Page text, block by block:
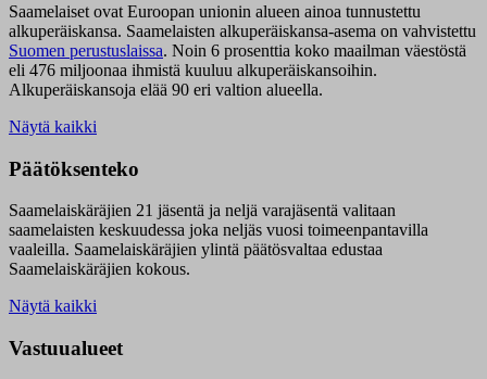
Saamelaiset ovat Euroopan unionin alueen ainoa tunnustettu
alkuperäiskansa. Saamelaisten alkuperäiskansa-asema on vahvistettu
Suomen perustuslaissa. Noin 6 prosenttia koko maailman väestöstä
eli 476 miljoonaa ihmistä kuuluu alkuperäiskansoihin.
Alkuperäiskansoja elää 90 eri valtion alueella.
Näytä kaikki
Päätöksenteko
Saamelaiskäräjien 21 jäsentä ja neljä varajäsentä valitaan
saamelaisten keskuudessa joka neljäs vuosi toimeenpantavilla
vaaleilla. Saamelaiskäräjien ylintä päätösvaltaa edustaa
Saamelaiskäräjien kokous.
Näytä kaikki
Vastuualueet